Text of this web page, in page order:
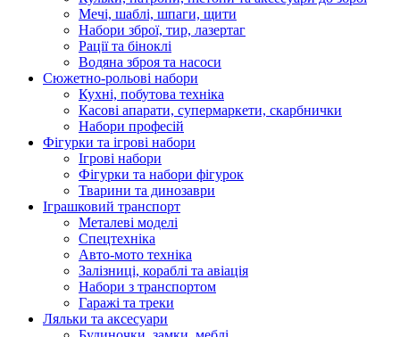
Мечі, шаблі, шпаги, щити
Набори зброї, тир, лазертаг
Рації та біноклі
Водяна зброя та насоси
Сюжетно-рольові набори
Кухні, побутова техніка
Касові апарати, супермаркети, скарбнички
Набори професій
Фігурки та ігрові набори
Ігрові набори
Фігурки та набори фігурок
Тварини та динозаври
Іграшковий транспорт
Металеві моделі
Спецтехніка
Авто-мото техніка
Залізниці, кораблі та авіація
Набори з транспортом
Гаражі та треки
Ляльки та аксесуари